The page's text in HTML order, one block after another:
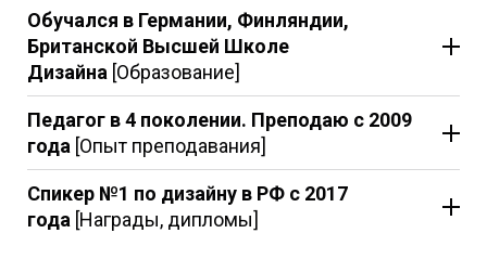
Обучался в Германии, Финляндии,
Британской Высшей Школе
Дизайна [Образование]
Педагог в 4 поколении. Преподаю с 2009
года [Опыт преподавания]
Спикер №1 по дизайну в РФ с 2017
года [Награды, дипломы]